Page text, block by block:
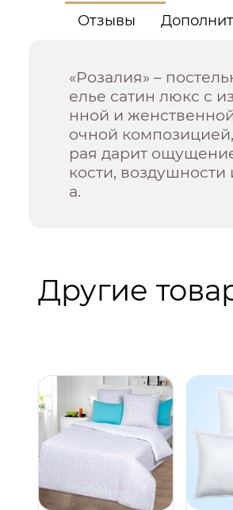
Отзывы
«Розалия» –
елье сатин люкс с
нной и
очной
рая дарит
кости, воздушности
а.
Другие